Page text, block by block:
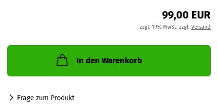
99,00 EUR
zzgl. 19% MwSt. zzgl. Versand
In den Warenkorb
Frage zum Produkt